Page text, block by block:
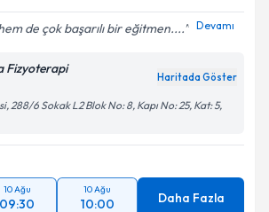
de çok başarılı bir eğitmen.... Devamı
Fizyoterapi
Haritada Göster
288/6 Sokak L2 Blok No: 8, Kapı No: 25, Kat: 5,
10 Ağu
09:30
10 Ağu
10:00 Daha Fazla